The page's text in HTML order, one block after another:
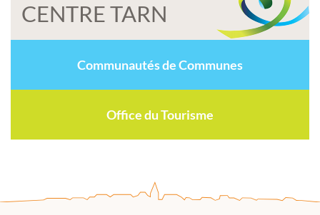
CENTRE TARN
Communautés de Communes
Office du Tourisme